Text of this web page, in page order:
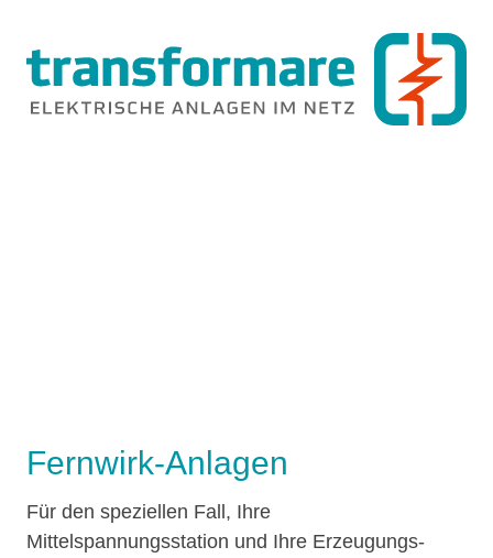
Fernwirk-Anlagen
Für den speziellen Fall, Ihre
Mittelspannungsstation und Ihre Erzeugungs­